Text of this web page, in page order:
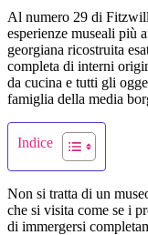
Al numero 29 di
esperienze museali più
georgiana ricostruita
completa di interni
da cucina e tutti gli
famiglia della media
Indice
Non si tratta di un
che si visita come se i
di immergersi